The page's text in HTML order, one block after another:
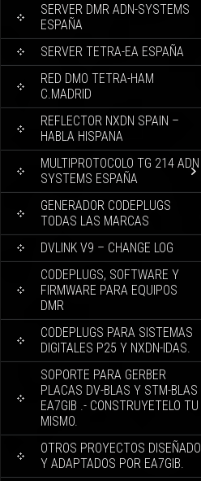
SERVER DMR ADN-SYSTEMS
ESPAÑA
SERVER TETRA-EA ESPAÑA
RED DMO TETRA-HAM
C.MADRID
REFLECTOR NXDN SPAIN –
HABLA HISPANA
MULTIPROTOCOLO TG 214 ADN
SYSTEMS ESPAÑA
GENERADOR CODEPLUGS
TODAS LAS MARCAS
DVLINK V9 – CHANGE LOG
CODEPLUGS, SOFTWARE Y
FIRMWARE PARA EQUIPOS
DMR
CODEPLUGS PARA SISTEMAS
DIGITALES P25 Y NXDN-IDAS.
SOPORTE PARA GERBER
PLACAS DV-BLAS Y STM-BLAS
EA7GIB .- CONSTRUYETELO TU
MISMO.
OTROS PROYECTOS DISEÑADO
Y ADAPTADOS POR EA7GIB.